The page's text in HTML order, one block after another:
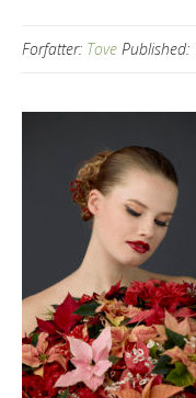
Forfatter: Tove Published: